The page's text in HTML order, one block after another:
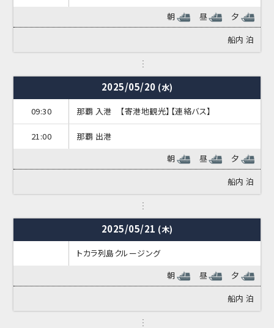
朝
昼
夕
船内 泊
2025/05/20 (水)
09:30 那覇 入港 【寄港地観光】【連絡バス】
21:00
那覇 出港
朝
昼
夕
船内 泊
2025/05/21 (木)
トカラ列島クルージング
朝
昼
夕
船内 泊